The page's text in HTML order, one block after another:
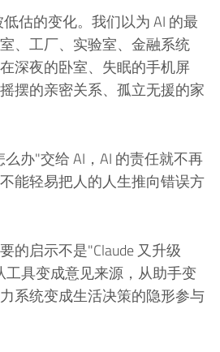
估的变化。我们以为 AI 的最
、工厂、实验室、金融系统
深夜的卧室、失眠的手机屏
摆的亲密关系、孤立无援的家
办"交给 AI，AI 的责任就不再
能轻易把人的人生推向错误方
的启示不是"Claude 又升级
工具变成意见来源，从助手变
系统变成生活决策的隐形参与